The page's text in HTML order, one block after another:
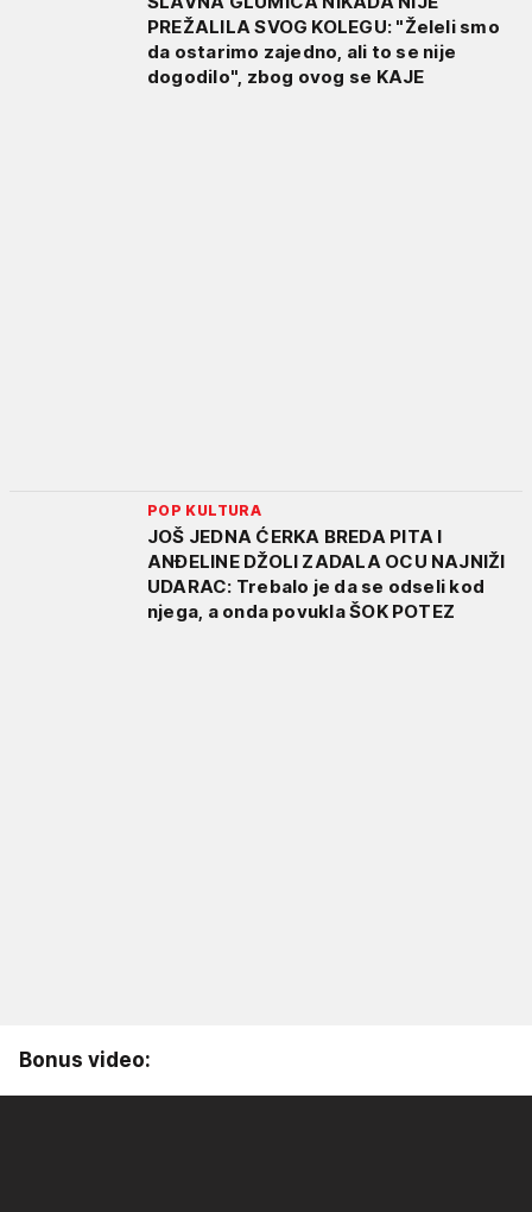
PREŽALILA SVOG KOLEGU: "Želeli smo
da ostarimo zajedno, ali to se nije
dogodilo", zbog ovog se KAJE
POP KULTURA
JOŠ JEDNA ĆERKA BREDA PITA I
ANĐELINE DŽOLI ZADALA OCU NAJNIŽI
UDARAC: Trebalo je da se odseli kod
njega, a onda povukla ŠOK POTEZ
Bonus video: